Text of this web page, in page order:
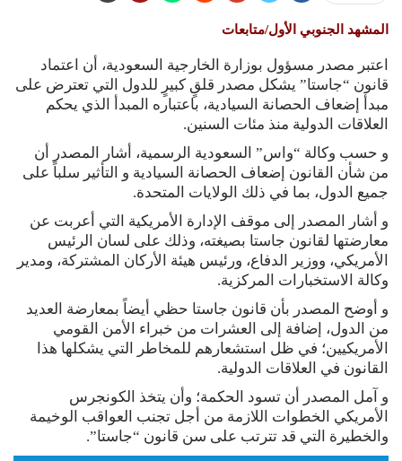
المشهد الجنوبي الأول/متابعات
اعتبر مصدر مسؤول بوزارة الخارجية السعودية، أن اعتماد
قانون “جاستا” يشكل مصدر قلقٍ كبيرٍ للدول التي تعترض على
مبدأ إضعاف الحصانة السيادية، باعتباره المبدأ الذي يحكم
العلاقات الدولية منذ مئات السنين.
و حسب وكالة “واس” السعودية الرسمية، أشار المصدر أن
من شأن القانون إضعاف الحصانة السيادية و التأثير سلباً على
جميع الدول، بما في ذلك الولايات المتحدة.
و أشار المصدر إلى موقف الإدارة الأمريكية التي أعربت عن
معارضتها لقانون جاستا بصيغته، وذلك على لسان الرئيس
الأمريكي، ووزير الدفاع، ورئيس هيئة الأركان المشتركة، ومدير
وكالة الاستخبارات المركزية.
و أوضح المصدر بأن قانون جاستا حظي أيضاً بمعارضة العديد
من الدول، إضافة إلى العشرات من خبراء الأمن القومي
الأمريكيين؛ في ظل استشعارهم للمخاطر التي يشكلها هذا
القانون في العلاقات الدولية.
و آمل المصدر أن تسود الحكمة؛ وأن يتخذ الكونجرس
الأمريكي الخطوات اللازمة من أجل تجنب العواقب الوخيمة
والخطيرة التي قد تترتب على سن قانون “جاستا”.